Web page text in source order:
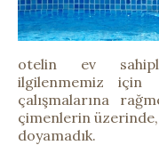
otelin ev
ilgilenmemiz için
çalışmalarına
çimenlerin
doyamadık.